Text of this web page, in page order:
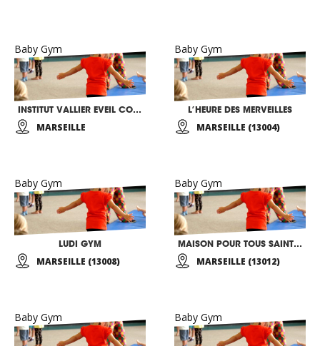
Baby Gym
INSTITUT VALLIER EVEIL CORPOREL
MARSEILLE
Baby Gym
L’HEURE DES MERVEILLES
MARSEILLE (13004)
Baby Gym
LUDI GYM
MARSEILLE (13008)
Baby Gym
MAISON POUR TOUS SAINT BARNABE
MARSEILLE (13012)
Baby Gym Baby Gym